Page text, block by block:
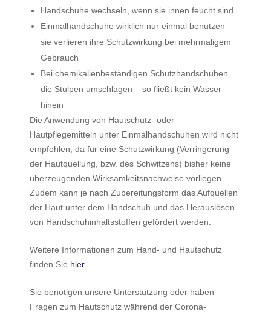
Handschuhe wechseln, wenn sie innen feucht sind
Einmalhandschuhe wirklich nur einmal benutzen –
sie verlieren ihre Schutzwirkung bei mehrmaligem
Gebrauch
Bei chemikalienbeständigen Schutzhandschuhen
die Stulpen umschlagen – so fließt kein Wasser
hinein
Die Anwendung von Hautschutz- oder
Hautpflegemitteln unter Einmalhandschuhen wird nicht
empfohlen, da für eine Schutzwirkung (Verringerung
der Hautquellung, bzw. des Schwitzens) bisher keine
überzeugenden Wirksamkeitsnachweise vorliegen.
Zudem kann je nach Zubereitungsform das Aufquellen
der Haut unter dem Handschuh und das Herauslösen
von Handschuhinhaltsstoffen gefördert werden.
Weitere Informationen zum Hand- und Hautschutz
finden Sie hier.
Sie benötigen unsere Unterstützung oder haben
Fragen zum Hautschutz während der Corona-